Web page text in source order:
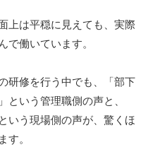
上は平穏に見えても、実際
働いています。
研修を行う中でも、「部下
いう管理職側の声と、
いう現場側の声が、驚くほ
。